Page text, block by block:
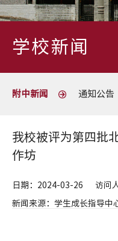
学校新闻
附中新闻 通知公告
我校被评为第四批
作坊
日期：2024-03-26 访问
新闻来源：学生成长指导中